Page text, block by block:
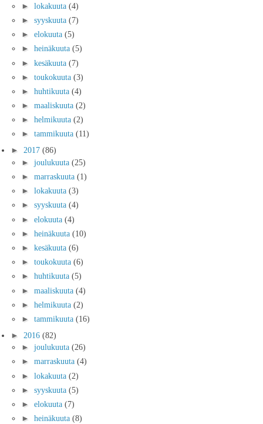
► lokakuuta (4)
► syyskuuta (7)
► elokuuta (5)
► heinäkuuta (5)
► kesäkuuta (7)
► toukokuuta (3)
► huhtikuuta (4)
► maaliskuuta (2)
► helmikuuta (2)
► tammikuuta (11)
► 2017 (86)
► joulukuuta (25)
► marraskuuta (1)
► lokakuuta (3)
► syyskuuta (4)
► elokuuta (4)
► heinäkuuta (10)
► kesäkuuta (6)
► toukokuuta (6)
► huhtikuuta (5)
► maaliskuuta (4)
► helmikuuta (2)
► tammikuuta (16)
► 2016 (82)
► joulukuuta (26)
► marraskuuta (4)
► lokakuuta (2)
► syyskuuta (5)
► elokuuta (7)
► heinäkuuta (8)